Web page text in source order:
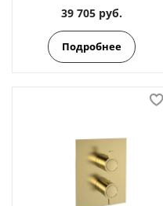
выхода BLAUTHERM
948722KS
39 705 руб.
Подробнее